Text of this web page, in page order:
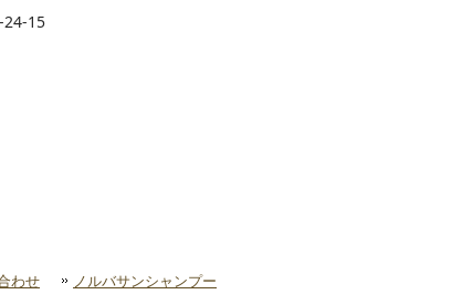
24-15
わせ
ノルバサンシャンプー